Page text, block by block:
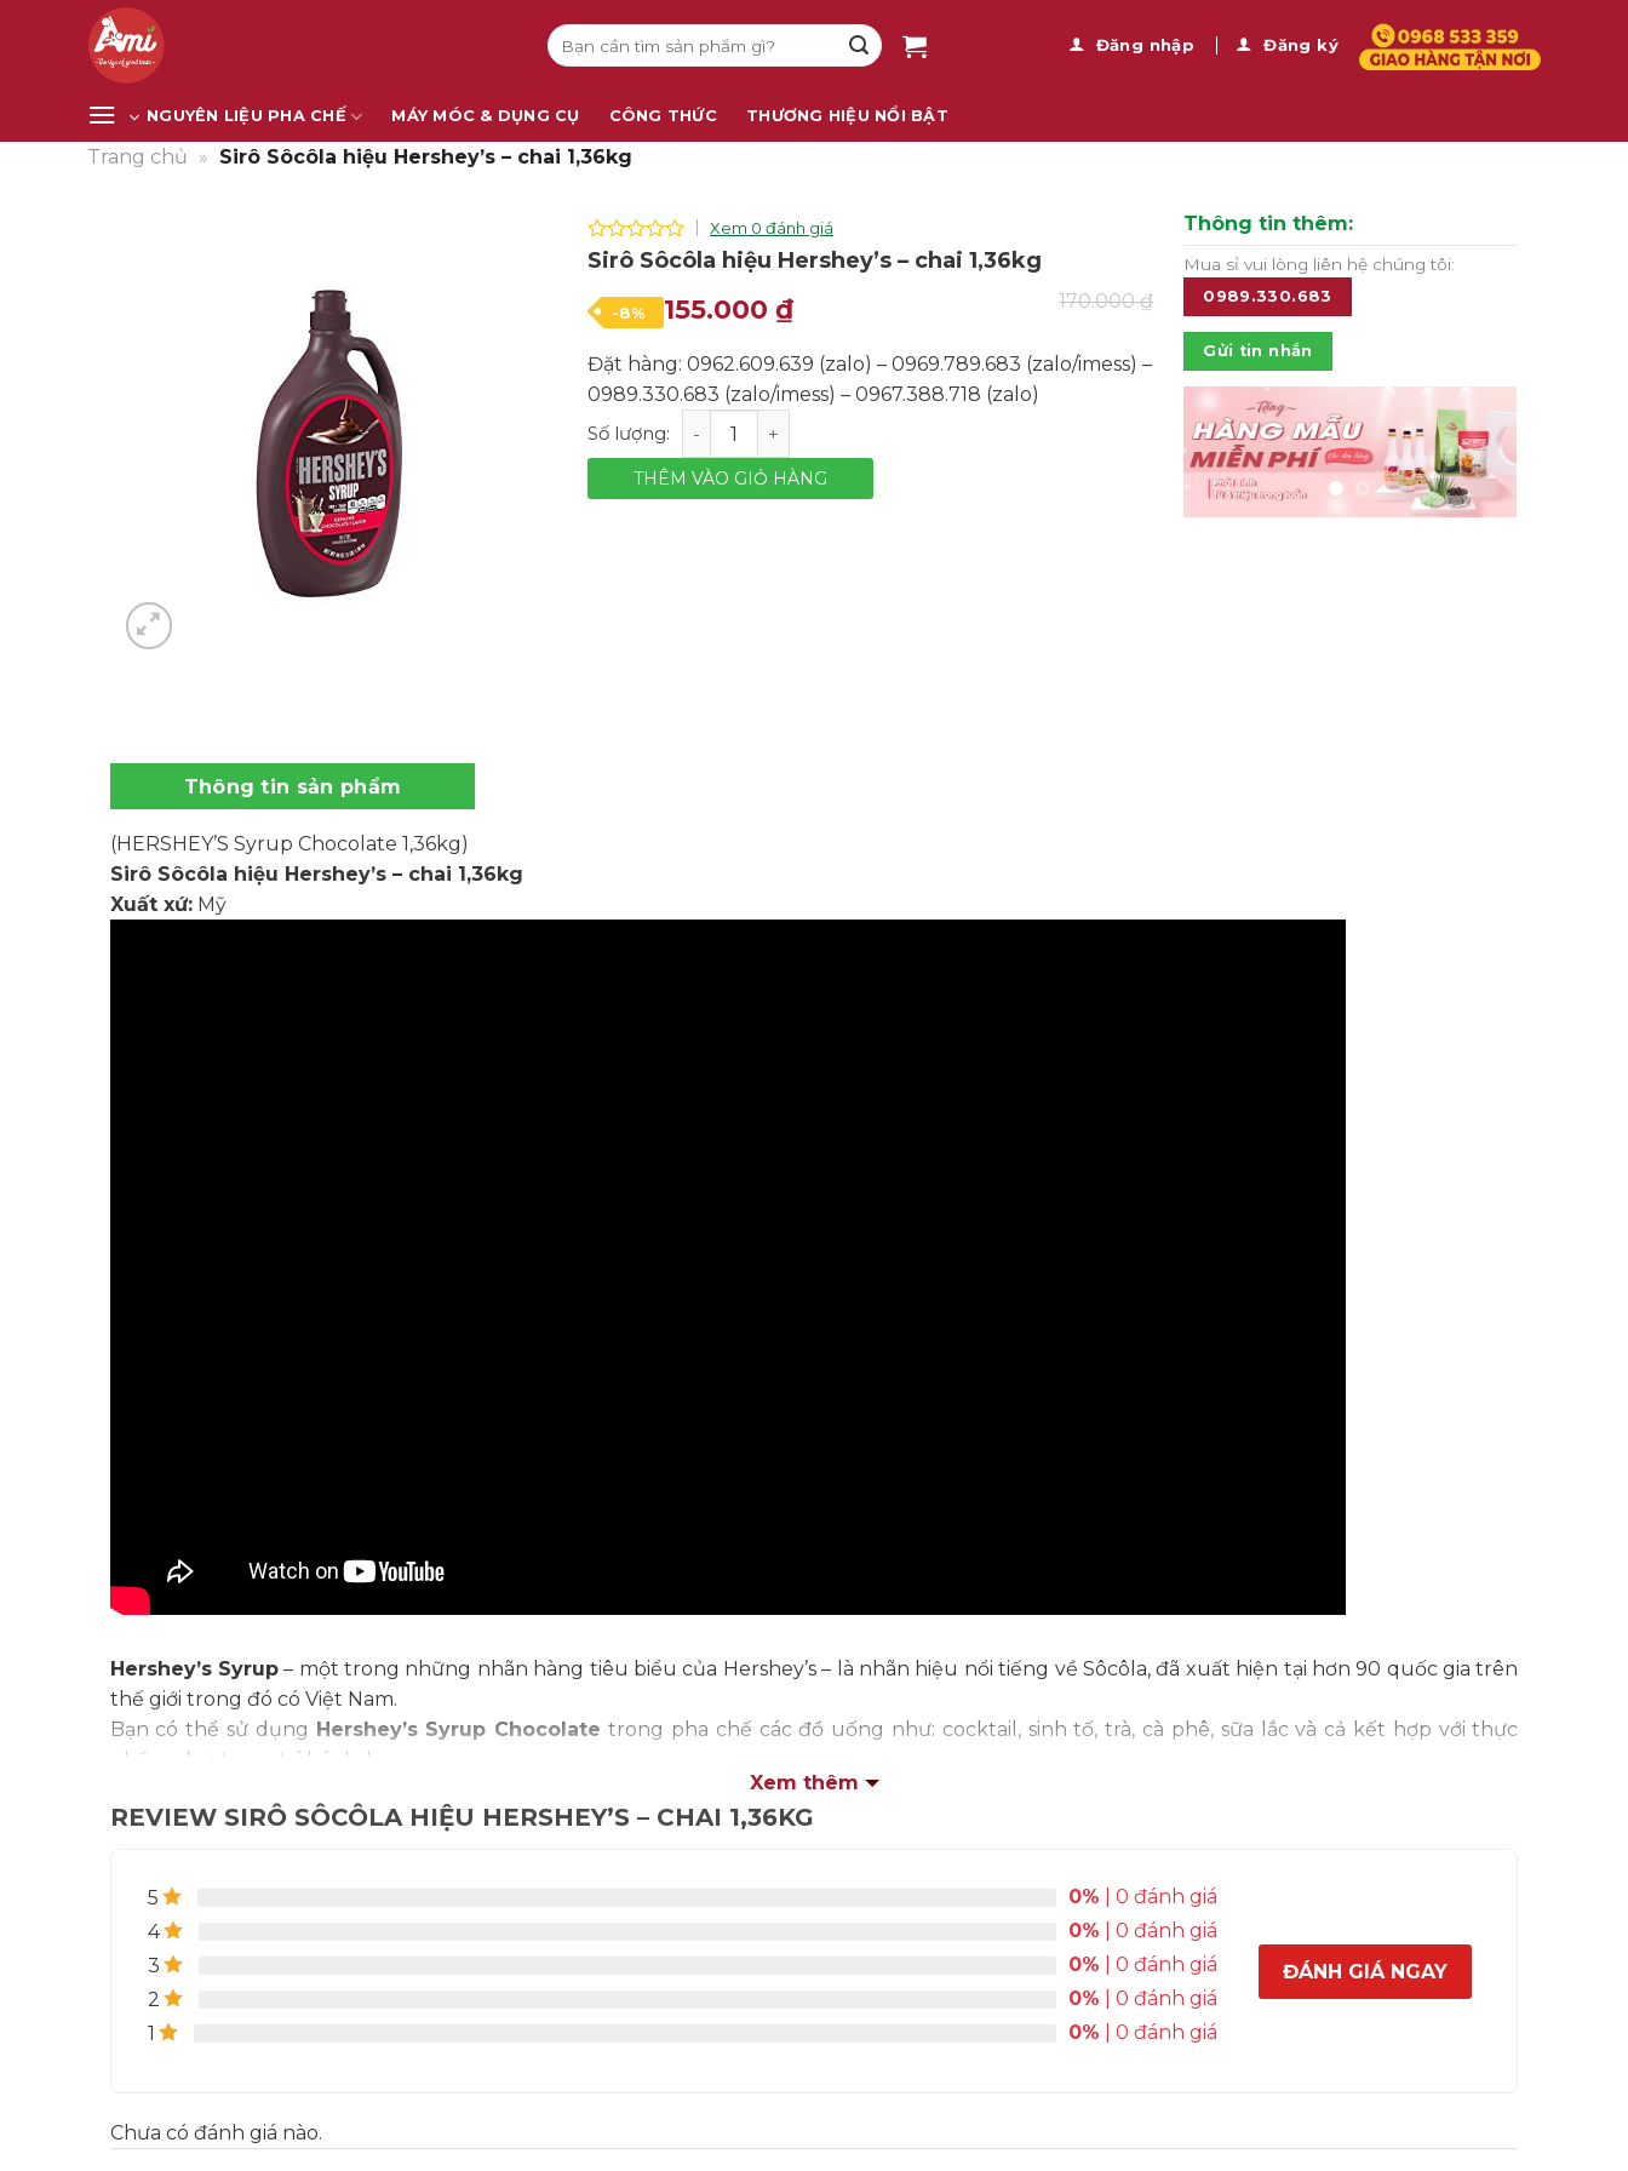
Tìm
kiếm:
Đăng nhập Đăng ký
NGUYÊN LIỆU PHA CHẾ MÁY MÓC & DỤNG CỤ CÔNG THỨC THƯƠNG HIỆU NỔI BẬT
Trang chủ » Sirô Sôcôla hiệu Hershey’s – chai 1,36kg
0
of
5
Xem 0 đánh giá
Sirô Sôcôla hiệu Hershey’s – chai 1,36kg
-8% 170.000₫
Giá
là:
170.000 ₫.
155.000₫Giá
tại
155.000 ₫.
Đặt hàng: 0962.609.639 (zalo) – 0969.789.683 (zalo/imess) –
0989.330.683 (zalo/imess) – 0967.388.718 (zalo)
Sirô Sôcôla hiệu Hershey's - chai 1,36kg số lượng
THÊM VÀO GIỎ HÀNG
Thông tin thêm:
Mua sỉ vui lòng liên hệ chúng tôi:
0989.330.683
Gửi tin nhắn
Thông tin sản phẩm
(HERSHEY’S Syrup Chocolate 1,36kg)
Sirô Sôcôla hiệu Hershey’s – chai 1,36kg
Xuất xứ:Mỹ
Hershey’s Syrup– một trong những nhãn hàng tiêu biểu của Hershey’s – là nhãn hiệu nổi tiếng về Sôcôla, đã xuất hiện tại hơn 90 quốc gia trên
thế giới trong đó có Việt Nam.
Bạn có thể sử dụng Hershey’s Syrup Chocolate trong pha chế các đồ uống như: cocktail, sinh tố, trà, cà phê, sữa lắc và cả kết hợp với thực
phẩm như: trang trí bánh, kem…
Xem thêm
REVIEW SIRÔ SÔCÔLA HIỆU HERSHEY’S – CHAI 1,36KG
5 0% | 0 đánh giá
4
0% | 0 đánh giá
3
0% | 0 đánh giá
2
0% | 0 đánh giá
1
0% | 0 đánh giá
ĐÁNH GIÁ NGAY
Chưa có đánh giá nào.